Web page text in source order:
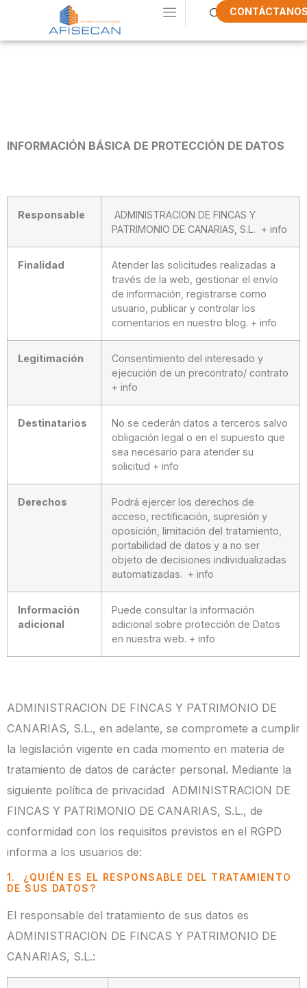
INFORMACIÓN BÁSICA DE PROTECCIÓN DE DATOS
Responsable
ADMINISTRACION DE FINCAS Y
PATRIMONIO DE CANARIAS, S.L. + info
Finalidad
Atender las solicitudes realizadas a
través de la web, gestionar el envío
de información, registrarse como
usuario, publicar y controlar los
comentarios en nuestro blog. + info
Legitimación
Consentimiento del interesado y
ejecución de un precontrato/ contrato
+ info
Destinatarios
No se cederán datos a terceros salvo
obligación legal o en el supuesto que
sea necesario para atender su
solicitud + info
Derechos
Podrá ejercer los derechos de
acceso, rectificación, supresión y
oposición, limitación del tratamiento,
portabilidad de datos y a no ser
objeto de decisiones individualizadas
automatizadas. + info
Información
adicional
Puede consultar la información
adicional sobre protección de Datos
en nuestra web. + info
ADMINISTRACION DE FINCAS Y PATRIMONIO DE
CANARIAS, S.L., en adelante, se compromete a cumplir
la legislación vigente en cada momento en materia de
tratamiento de datos de carácter personal. Mediante la
siguiente política de privacidad ADMINISTRACION DE
FINCAS Y PATRIMONIO DE CANARIAS, S.L., de
conformidad con los requisitos previstos en el RGPD
informa a los usuarios de:
1. ¿QUIÉN ES EL RESPONSABLE DEL TRATAMIENTO
DE SUS DATOS?
El responsable del tratamiento de sus datos es
ADMINISTRACION DE FINCAS Y PATRIMONIO DE
CANARIAS, S.L.: